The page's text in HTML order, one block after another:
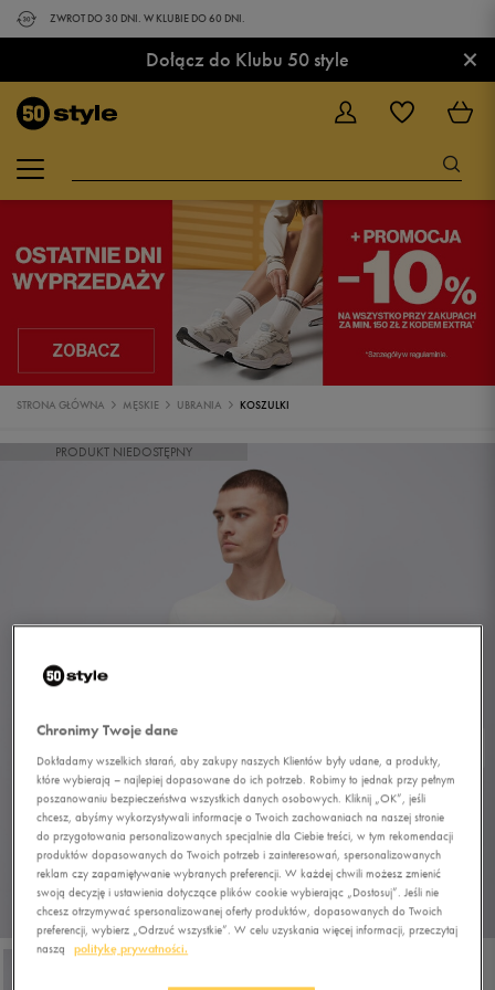
ZWROT DO 30 DNI. W KLUBIE DO 60 DNI.
Dołącz do Klubu 50 style ×
STRONA GŁÓWNA MĘSKIE UBRANIA KOSZULKI
PRODUKT NIEDOSTĘPNY
Chronimy Twoje dane
Dokładamy wszelkich starań, aby zakupy naszych Klientów były udane, a produkty,
które wybierają – najlepiej dopasowane do ich potrzeb. Robimy to jednak przy pełnym
poszanowaniu bezpieczeństwa wszystkich danych osobowych. Kliknij „OK”, jeśli
chcesz, abyśmy wykorzystywali informacje o Twoich zachowaniach na naszej stronie
do przygotowania personalizowanych specjalnie dla Ciebie treści, w tym rekomendacji
produktów dopasowanych do Twoich potrzeb i zainteresowań, spersonalizowanych
reklam czy zapamiętywanie wybranych preferencji. W każdej chwili możesz zmienić
swoją decyzję i ustawienia dotyczące plików cookie wybierając „Dostosuj”. Jeśli nie
chcesz otrzymywać spersonalizowanej oferty produktów, dopasowanych do Twoich
preferencji, wybierz „Odrzuć wszystkie”. W celu uzyskania więcej informacji, przeczytaj
naszą
politykę prywatności.